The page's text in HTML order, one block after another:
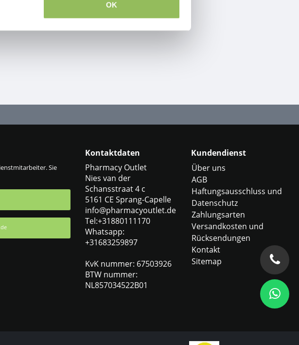
OK
Sie
Kontaktdaten
Pharmacy Outlet
Nies van der
Schansstraat 4 c
5161 CE Sprang-Capelle
info@pharmacyoutlet.de
Tel:+31880111170
Whatsapp:
+31683259897
KvK nummer: 67503926
BTW nummer:
NL857034522B01
Kundendienst
Über uns
AGB
Haftungsausschluss und
Datenschutz
Zahlungsarten
Versandkosten und
Rücksendungen
Kontakt
Sitemap